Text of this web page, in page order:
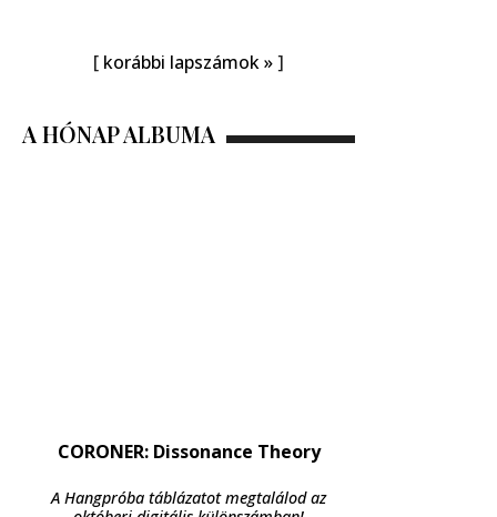
[ korábbi lapszámok »]
A HÓNAP ALBUMA
CORONER: Dissonance Theory
A Hangpróba táblázatot megtalálod az